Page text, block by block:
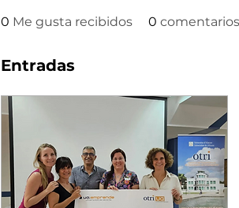
0 Me gusta recibidos 0
Entradas